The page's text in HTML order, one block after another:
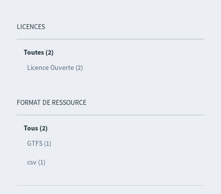
LICENCES
Toutes (2)
Licence Ouverte (2)
FORMAT DE RESSOURCE
Tous (2)
GTFS (1)
csv (1)